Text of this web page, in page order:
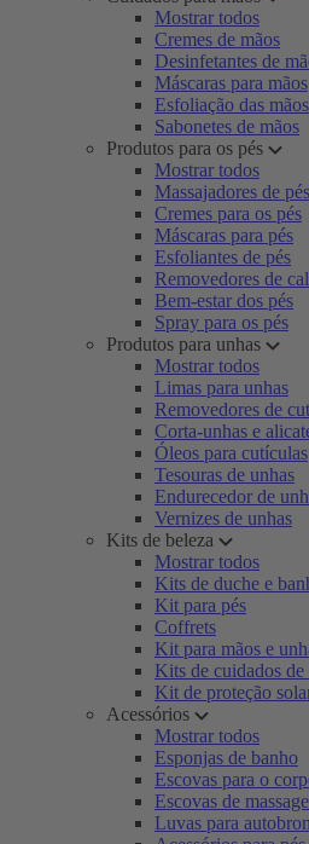
Mostrar todos
Cremes de mãos
Desinfetantes de
Máscaras para mãos
Esfoliação das mãos
Sabonetes de mãos
Produtos para os pés
Mostrar todos
Massajadores de pés
Cremes para os pés
Máscaras para pés
Esfoliantes de pés
Removedores de
Bem-estar dos pés
Spray para os pés
Produtos para unhas
Mostrar todos
Limas para unhas
Removedores de
Corta-unhas e
Óleos para cutículas
Tesouras de unhas
Endurecedor de
Vernizes de unhas
Kits de beleza
Mostrar todos
Kits de duche e
Kit para pés
Coffrets
Kit para mãos e
Kits de cuidados
Kit de proteção
Acessórios
Mostrar todos
Esponjas de banho
Escovas para o
Escovas de
Luvas para